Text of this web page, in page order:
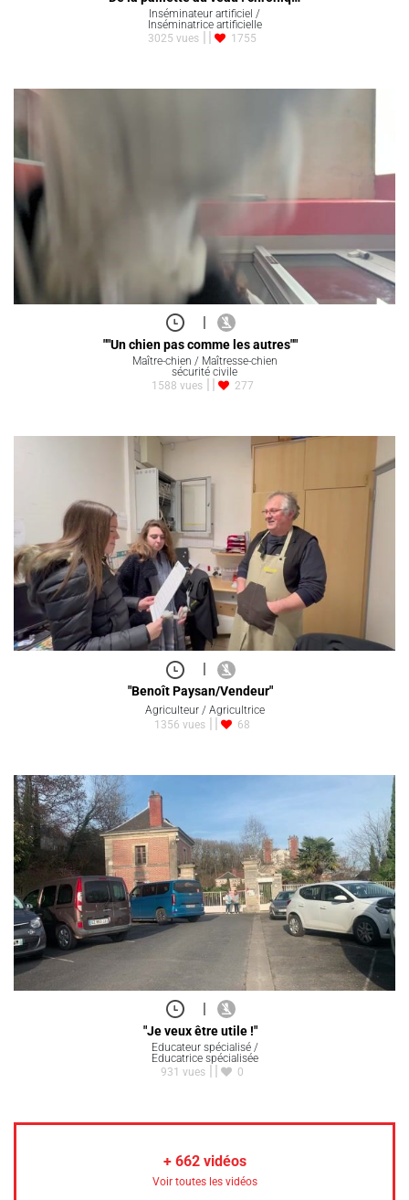
Inséminateur artificiel /
Inséminatrice artificielle
3025 vues
1755
|
""Un chien pas comme les autres""
Maître-chien / Maîtresse-chien
sécurité civile
1588 vues
277
|
"Benoît Paysan/Vendeur"
Agriculteur / Agricultrice
1356 vues
68
|
"Je veux être utile !"
Educateur spécialisé /
Educatrice spécialisée
931 vues
0
+ 662vidéos
Voir toutes les vidéos